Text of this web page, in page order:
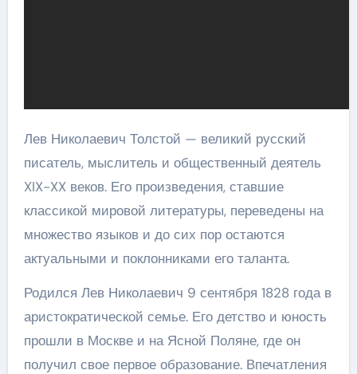
Лев Николаевич Толстой — великий русский
писатель, мыслитель и общественный деятель
XIX-XX веков. Его произведения, ставшие
классикой мировой литературы, переведены на
множество языков и до сих пор остаются
актуальными и поклонниками его таланта.
Родился Лев Николаевич 9 сентября 1828 года в
аристократической семье. Его детство и юность
прошли в Москве и на Ясной Поляне, где он
получил свое первое образование. Впечатления